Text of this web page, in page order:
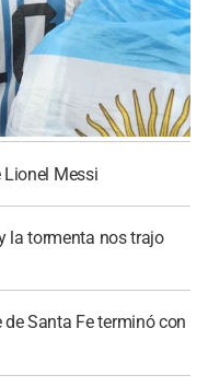
Lionel Messi
la tormenta nos trajo
Santa Fe terminó con